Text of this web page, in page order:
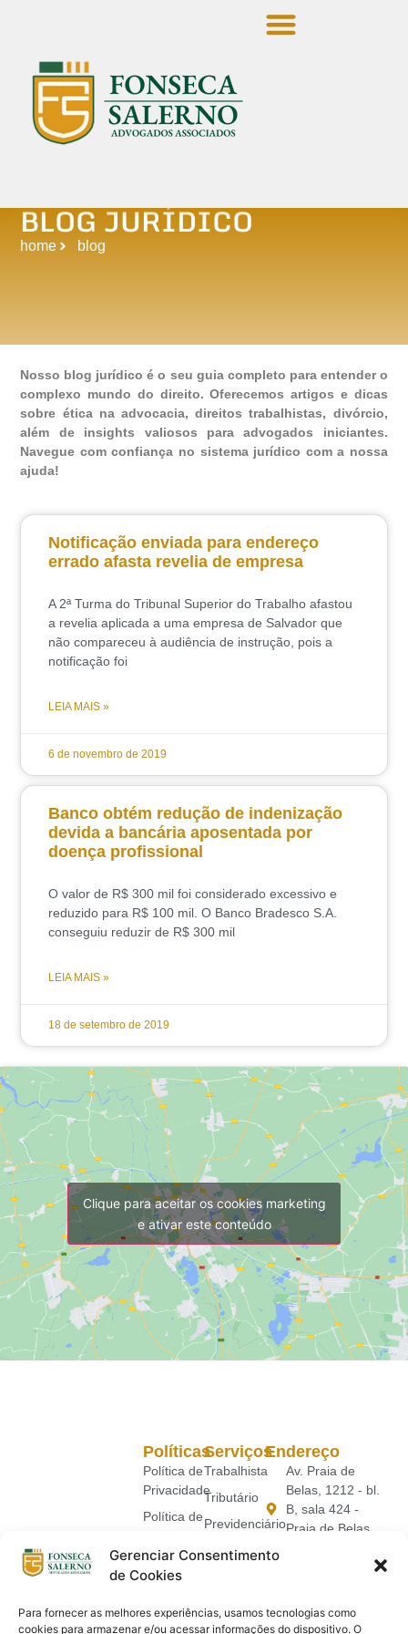
Gerenciar Consentimento
de Cookies
Para fornecer as melhores experiências, usamos tecnologias como
cookies para armazenar e/ou acessar informações do dispositivo. O
BLOG JURÍDICO
home blog
Nosso blog jurídico é o seu guia completo para entender o
complexo mundo do direito. Oferecemos artigos e dicas
sobre ética na advocacia, direitos trabalhistas, divórcio,
além de insights valiosos para advogados iniciantes.
Navegue com confiança no sistema jurídico com a nossa
ajuda!
Notificação enviada para endereço
errado afasta revelia de empresa
A 2ª Turma do Tribunal Superior do Trabalho afastou
a revelia aplicada a uma empresa de Salvador que
não compareceu à audiência de instrução, pois a
notificação foi
LEIA MAIS »
6 de novembro de 2019
Banco obtém redução de indenização
devida a bancária aposentada por
doença profissional
O valor de R$ 300 mil foi considerado excessivo e
reduzido para R$ 100 mil. O Banco Bradesco S.A.
conseguiu reduzir de R$ 300 mil
LEIA MAIS »
18 de setembro de 2019
Clique para aceitar os cookies marketing
e ativar este conteúdo
SOLUÇÕES
Serviços
Trabalhista
Tributário
Previdenciário
Cível
Políticas
Política de
Privacidade
Política de
Termos de
Uso
Endereço
Av. Praia de
Belas, 1212 - bl.
B, sala 424 -
Praia de Belas,
Seg - Sex | 09:00
(51) 9 9611-1560